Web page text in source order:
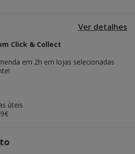
Ver detalhes
Click & Collect
em 2h em lojas selecionadas
úteis